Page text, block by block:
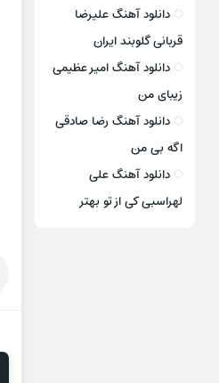
دانلود آهنگ علیرضا
قربانی گلوبند ایران
دانلود آهنگ امیر عظیمی
زیبای من
دانلود آهنگ رضا صادقی
اگه بی من
دانلود آهنگ علی
لهراسبی کی از تو ‌بهتر